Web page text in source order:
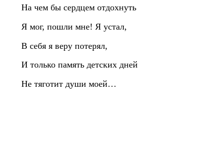
На чем бы сердцем отдохнуть
Я мог, пошли мне! Я устал,
В себя я веру потерял,
И только память детских дней
Не тяготит души моей…